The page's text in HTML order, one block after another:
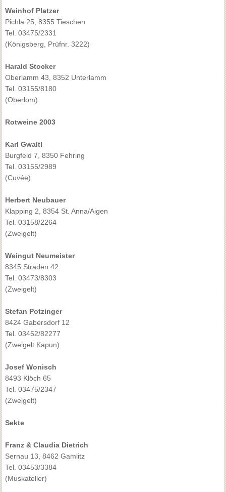
Weinhof Platzer
Pichla 25, 8355 Tieschen
Tel. 03475/2331
(Königsberg, Prüfnr. 3222)
Harald Stocker
Oberlamm 43, 8352 Unterlamm
Tel. 03155/8180
(Oberlom)
Rotweine 2003
Karl Gwaltl
Burgfeld 7, 8350 Fehring
Tel. 03155/2989
(Cuvée)
Herbert Neubauer
Klapping 2, 8354 St. Anna/Aigen
Tel. 03158/2264
(Zweigelt)
Weingut Neumeister
8345 Straden 42
Tel. 03473/8303
(Zweigelt)
Stefan Potzinger
8424 Gabersdorf 12
Tel. 03452/82277
(Zweigelt Kapun)
Josef Wonisch
8493 Klöch 65
Tel. 03475/2347
(Zweigelt)
Sekte
Franz & Claudia Dietrich
Sernau 13, 8462 Gamlitz
Tel. 03453/3384
(Muskateller)